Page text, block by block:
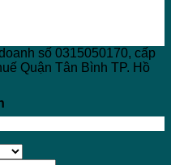
số 0315050170, cấp
Quận Tân Bình TP. Hồ